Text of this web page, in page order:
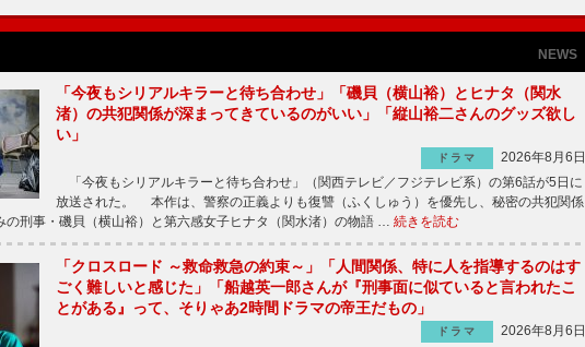
NEWS
「今夜もシリアルキラーと待ち合わせ」「磯貝（横山裕）とヒナタ（関水
渚）の共犯関係が深まってきているのがいい」「縦山裕二さんのグッズ欲し
い」
ドラマ
2026年8月6日
「今夜もシリアルキラーと待ち合わせ」（関西テレビ／フジテレビ系）の第6話が5日に
放送された。 本作は、警察の正義よりも復讐（ふくしゅう）を優先し、秘密の共犯関係
の刑事・磯貝（横山裕）と第六感女子ヒナタ（関水渚）の物語 … 続きを読む
「クロスロード ～救命救急の約束～」「人間関係、特に人を指導するのはす
ごく難しいと感じた」「船越英一郎さんが『刑事面に似ていると言われたこ
とがある』って、そりゃあ2時間ドラマの帝王だもの」
ドラマ
2026年8月6日